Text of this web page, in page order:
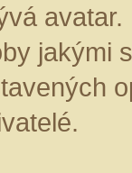
jakými